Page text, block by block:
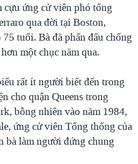
VỌNG TỪ NÔNG THÔN MỸ
cựu ứng cử viên phó tổng
qua đời tại Boston,
75 tuổi. Bà đã phấn đấu chống
một chục năm qua.
rất ít người biết đến trong
cho quận Queens trong
bỗng nhiên vào năm 1984,
ứng cử viên Tổng thống của
bà làm người đứng chung